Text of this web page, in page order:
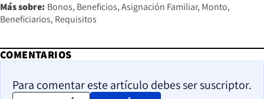
Más sobre: Bonos Beneficios Asignación Familiar Monto
Beneficiarios Requisitos
COMENTARIOS
Para comentar este artículo debes ser suscriptor.